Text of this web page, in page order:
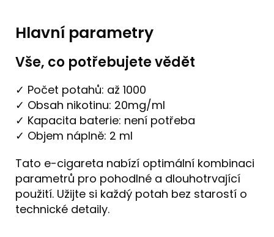
Hlavní parametry
Vše, co potřebujete vědět
✓ Počet potahů: až 1000
✓ Obsah nikotinu: 20mg/ml
✓ Kapacita baterie: není potřeba
✓ Objem náplně: 2 ml
Tato e-cigareta nabízí optimální kombinaci
parametrů pro pohodlné a dlouhotrvající
použití. Užijte si každý potah bez starostí o
technické detaily.